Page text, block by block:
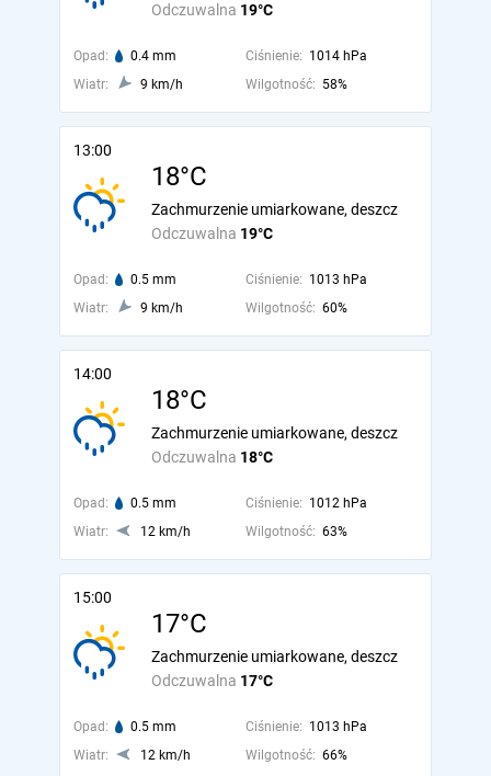
Odczuwalna 19°C
Opad: 0.4 mm Ciśnienie: 1014 hPa
Wiatr:
9 km/h Wilgotność: 58%
13:00
18°C
Odczuwalna 19°C
Zachmurzenie umiarkowane, deszcz
Opad: 0.5 mm Ciśnienie: 1013 hPa
Wiatr:
9 km/h Wilgotność: 60%
14:00
18°C
Odczuwalna 18°C
Zachmurzenie umiarkowane, deszcz
Opad: 0.5 mm Ciśnienie: 1012 hPa
Wiatr:
12 km/h Wilgotność: 63%
15:00
17°C
Odczuwalna 17°C
Zachmurzenie umiarkowane, deszcz
Opad: 0.5 mm Ciśnienie: 1013 hPa
Wiatr:
12 km/h Wilgotność: 66%